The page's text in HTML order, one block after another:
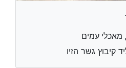
עמים
קיבוץ גשר הזיו